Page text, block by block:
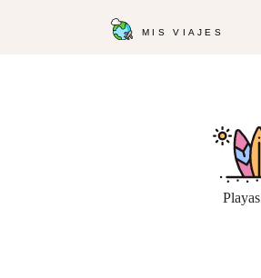
MIS VIAJES
Playas